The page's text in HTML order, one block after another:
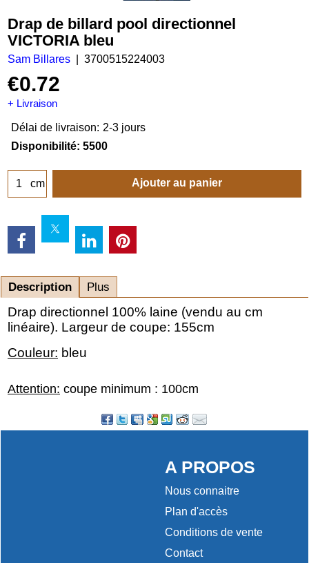
Drap de billard pool directionnel
VICTORIA bleu
Sam Billares 3700515224003
€0.72
+ Livraison
Délai de livraison: 2-3 jours
Disponibilité: 5500
cm Ajouter au panier
Description Plus
Drap directionnel 100% laine (vendu au cm
linéaire). Largeur de coupe: 155cm
Couleur: bleu
Attention: coupe minimum : 100cm
A PROPOS
Nous connaitre
Plan d'accès
Conditions de vente
Contact